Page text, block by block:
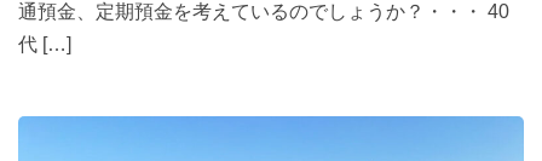
通預金、定期預金を考えているのでしょうか？・・・ 40
代 […]